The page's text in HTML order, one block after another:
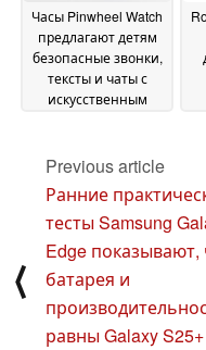
Часы Pinwheel Watch
предлагают детям
безопасные звонки,
тексты и чаты с
искусственным
⟨
Previous article
Ранние
тесты Samsung
Edge показывают,
батарея и
равны Galaxy S25+